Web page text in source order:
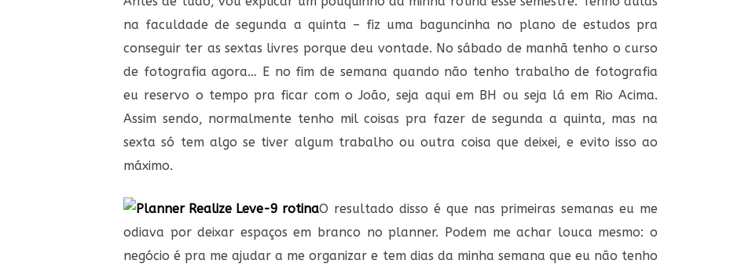
na faculdade de segunda a quinta – fiz uma baguncinha no plano de estudos pra
conseguir ter as sextas livres porque deu vontade. No sábado de manhã tenho o curso
de fotografia agora… E no fim de semana quando não tenho trabalho de fotografia
eu reservo o tempo pra ficar com o João, seja aqui em BH ou seja lá em Rio Acima.
Assim sendo, normalmente tenho mil coisas pra fazer de segunda a quinta, mas na
sexta só tem algo se tiver algum trabalho ou outra coisa que deixei, e evito isso ao
máximo.
O resultado disso é que nas primeiras semanas eu me
odiava por deixar espaços em branco no planner. Podem me achar louca mesmo: o
negócio é pra me ajudar a me organizar e tem dias da minha semana que eu não tenho